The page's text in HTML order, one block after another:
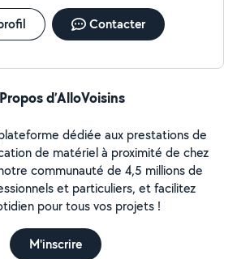
Contacter
d’AlloVoisins
dédiée aux prestations de
de matériel à proximité de chez
communauté de 4,5 millions de
et particuliers, et facilitez
pour tous vos projets !
M'inscrire